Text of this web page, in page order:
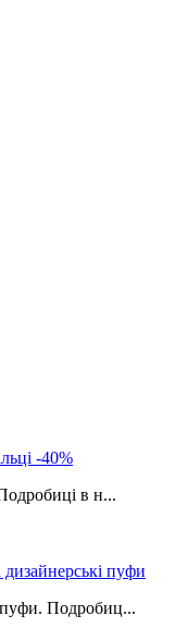
-40%
в н...
пуфи
Подробиц...